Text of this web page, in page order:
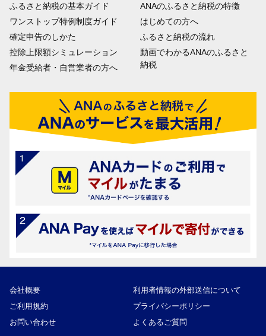
ふるさと納税の基本ガイド
ワンストップ特例制度ガイド
確定申告のしかた
控除上限額シミュレーション
年金受給者・自営業者の方へ
ANAのふるさと納税の特徴
はじめての方へ
ふるさと納税の流れ
動画でわかるANAのふるさと
納税
会社概要
利用者情報の外部送信について
ご利用規約
プライバシーポリシー
お問い合わせ
よくあるご質問